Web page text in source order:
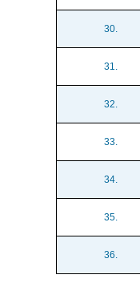
30.
31.
32.
33.
34.
35.
36.